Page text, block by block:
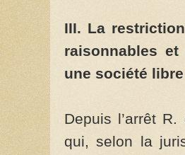
III. La
raisonnables
une société
Depuis l’arrêt
qui, selon la